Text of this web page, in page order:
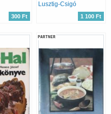
300 Ft
Lusztig-Csigó
1 100 Ft
PARTNER